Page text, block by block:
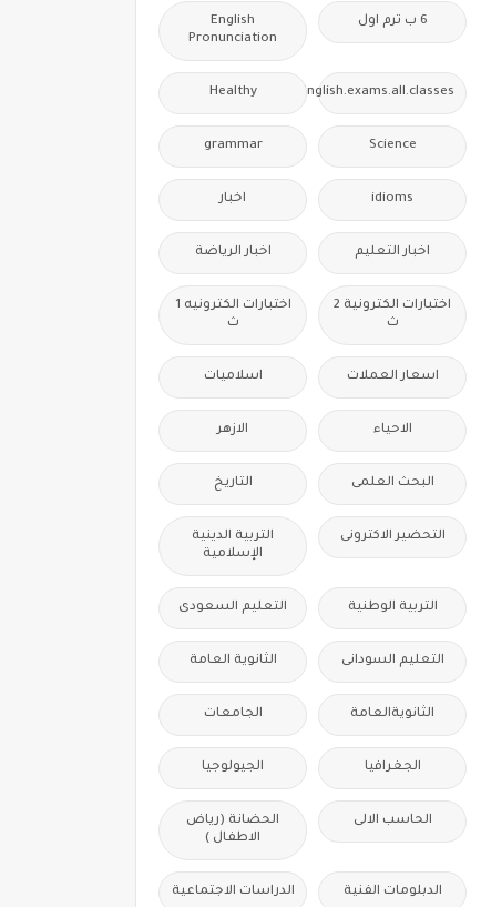
6 ب ترم اول
English
Pronunciation
Free.English.exams.all.classes
Healthy
Science
grammar
idioms اخبار
اخبار التعليم اخبار الرياضة
اختبارات الكترونية 2
ث
اختبارات الكترونيه 1
ث
اسعار العملات اسلاميات
الاحياء الازهر
البحث العلمى التاريخ
التحضير الاكترونى
التربية الدينية
الإسلامية
التربية الوطنية التعليم السعودى
التعليم السودانى الثانوية العامة
الثانويةالعامة الجامعات
الجغرافيا الجيولوجيا
الحاسب الالى
الحضانة (رياض
الاطفال )
الدبلومات الفنية الدراسات الاجتماعية